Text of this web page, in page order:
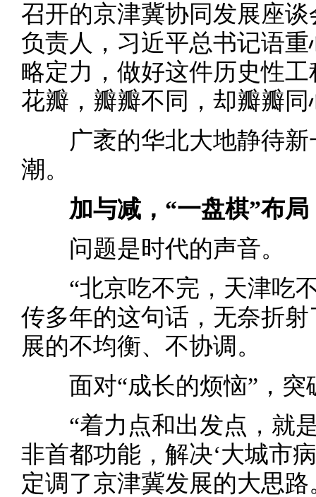
召开的京津冀协同发展座
负责人，习近平总书记语
略定力，做好这件历史性
花瓣，瓣瓣不同，却瓣瓣同
广袤的华北大地静待新
潮。
加与减，“一盘棋”布局
问题是时代的声音。
“北京吃不完，天津吃不
传多年的这句话，无奈折
展的不均衡、不协调。
面对“成长的烦恼”，突
“着力点和出发点，就是
非首都功能，解决‘大城市
定调了京津冀发展的大思路